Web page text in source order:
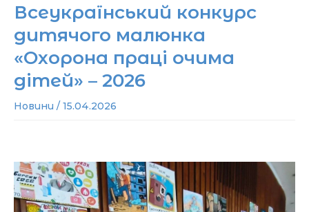
Всеукраїнський конкурс
дитячого малюнка
«Охорона праці очима
дітей» – 2026
Новини / 15.04.2026